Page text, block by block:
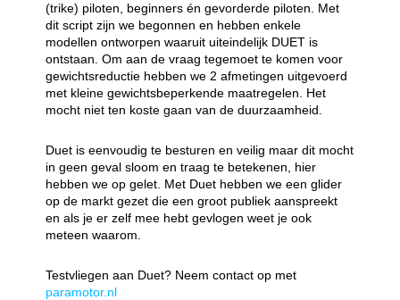
(trike) piloten, beginners én gevorderde piloten. Met
dit script zijn we begonnen en hebben enkele
modellen ontworpen waaruit uiteindelijk DUET is
ontstaan. Om aan de vraag tegemoet te komen voor
gewichtsreductie hebben we 2 afmetingen uitgevoerd
met kleine gewichtsbeperkende maatregelen. Het
mocht niet ten koste gaan van de duurzaamheid.
Duet is eenvoudig te besturen en veilig maar dit mocht
in geen geval sloom en traag te betekenen, hier
hebben we op gelet. Met Duet hebben we een glider
op de markt gezet die een groot publiek aanspreekt
en als je er zelf mee hebt gevlogen weet je ook
meteen waarom.
Testvliegen aan Duet? Neem contact op met
paramotor.nl